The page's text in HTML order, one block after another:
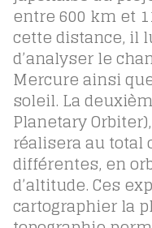
entre 600 km et
cette distance, il
d’analyser le
Mercure ainsi
soleil. La
Planetary
réalisera au total
différentes, en
d’altitude. Ces
cartographier la